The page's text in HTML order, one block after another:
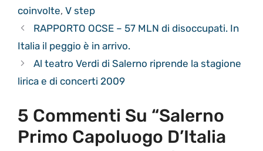
coinvolte, V step
RAPPORTO OCSE – 57 MLN di disoccupati. In
Italia il peggio è in arrivo.
Al teatro Verdi di Salerno riprende la stagione
lirica e di concerti 2009
5 Commenti Su “Salerno
Primo Capoluogo D’Italia